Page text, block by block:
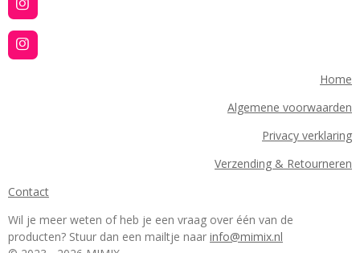
I
n
s
t
a
I
n
Home
Algemene voorwaarden
Privacy verklaring
Verzending & Retourneren
Contact
Wil je meer weten of heb je een vraag over één van de
producten? Stuur dan een mailtje naar info@mimix.nl